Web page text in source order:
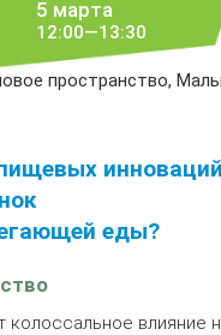
5 марта
12:00—13:30
пространство,
еды?
колоссальное влияние